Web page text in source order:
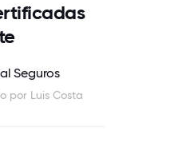
Seguros
por Luis Costa